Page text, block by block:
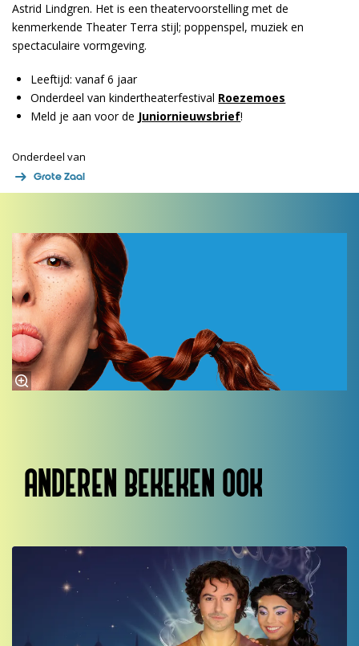
Astrid Lindgren. Het is een theatervoorstelling met de
kenmerkende Theater Terra stijl; poppenspel, muziek en
spectaculaire vormgeving.
Leeftijd: vanaf 6 jaar
Onderdeel van kindertheaterfestival Roezemoes
Meld je aan voor de Juniornieuwsbrief!
Onderdeel van
Grote Zaal
ANDEREN BEKEKEN OOK